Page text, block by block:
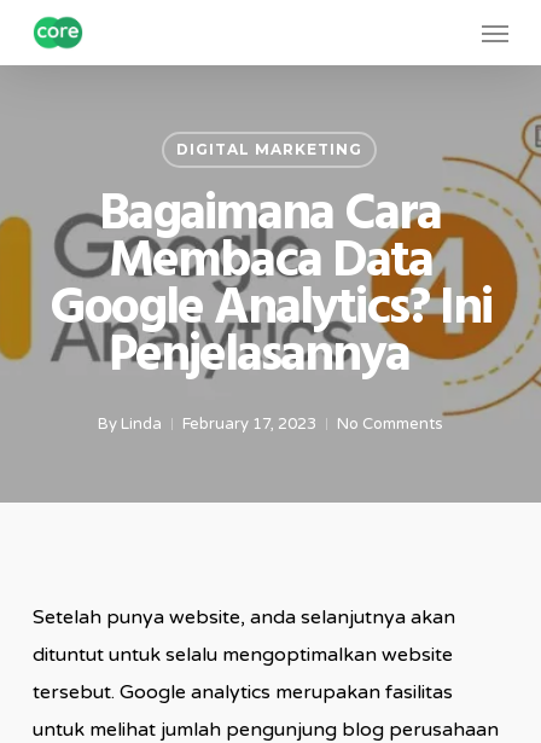
Skip
Menu
DIGITAL MARKETING
Bagaimana Cara
Membaca Data
Google Analytics? Ini
Penjelasannya
By Linda February 17, 2023 No Comments
Setelah punya website, anda selanjutnya akan
dituntut untuk selalu mengoptimalkan website
tersebut. Google analytics merupakan fasilitas
untuk melihat jumlah pengunjung blog perusahaan